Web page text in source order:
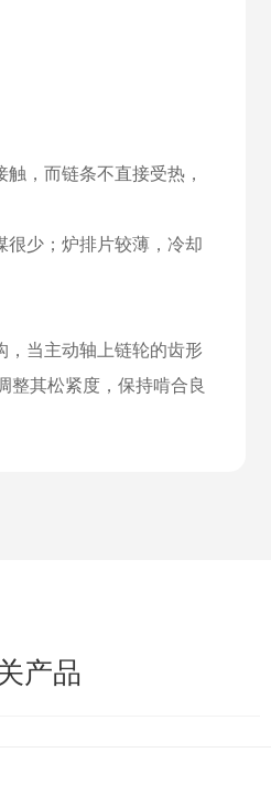
，而链条不直接受热，
很少；炉排片较薄，冷却
，当主动轴上链轮的齿形
整其松紧度，保持啃合良
产品